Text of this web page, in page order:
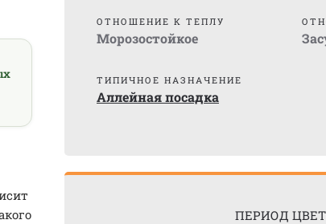
ОТНОШЕНИЕ К ТЕПЛУ
Морозостойкое
ТИПИЧНОЕ НАЗНАЧЕНИЕ
Аллейная посадка
ПЕРИОД